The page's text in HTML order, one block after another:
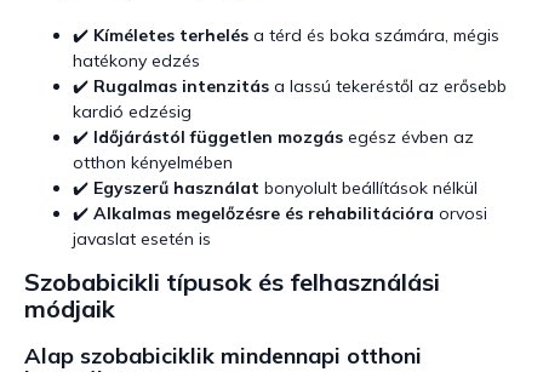
✔️ Kíméletes terhelés a térd és boka számára, mégis
hatékony edzés
✔️ Rugalmas intenzitás a lassú tekeréstől az erősebb
kardió edzésig
✔️ Időjárástól független mozgás egész évben az
otthon kényelmében
✔️ Egyszerű használat bonyolult beállítások nélkül
✔️ Alkalmas megelőzésre és rehabilitációra orvosi
javaslat esetén is
Szobabicikli típusok és felhasználási
módjaik
Alap szobabiciklik mindennapi otthoni